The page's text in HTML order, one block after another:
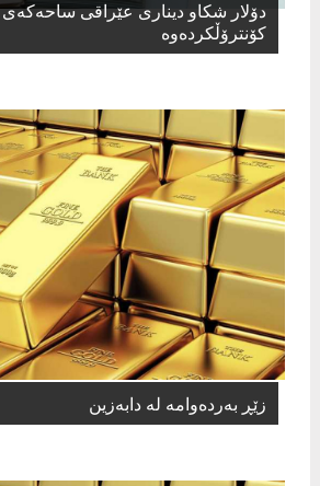
دۆلار شكاو دیناری عێراقی ساحەكەی
كۆنترۆڵكردەوە
زێڕ بەردەوامە لە دابەزین